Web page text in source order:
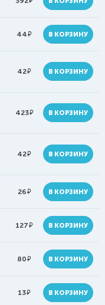
44руб. В КОРЗИНУ
42руб. В КОРЗИНУ
423руб. В КОРЗИНУ
42руб. В КОРЗИНУ
26руб. В КОРЗИНУ
127руб. В КОРЗИНУ
80руб. В КОРЗИНУ
13руб. В КОРЗИНУ